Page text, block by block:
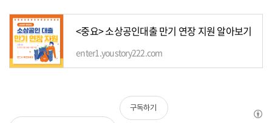
<중요> 소상공인대출 만기 연장 지원 알아보기
enter1.youstory222.com
구독하기